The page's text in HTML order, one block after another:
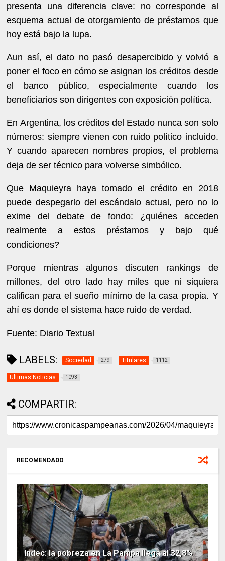
presenta una diferencia clave: no corresponde al
esquema actual de otorgamiento de préstamos que
hoy está bajo la lupa.
Aun así, el dato no pasó desapercibido y volvió a
poner el foco en cómo se asignan los créditos desde
el banco público, especialmente cuando los
beneficiarios son dirigentes con exposición política.
En Argentina, los créditos del Estado nunca son solo
números: siempre vienen con ruido político incluido.
Y cuando aparecen nombres propios, el problema
deja de ser técnico para volverse simbólico.
Que Maquieyra haya tomado el crédito en 2018
puede despegarlo del escándalo actual, pero no lo
exime del debate de fondo: ¿quiénes acceden
realmente a estos préstamos y bajo qué
condiciones?
Porque mientras algunos discuten rankings de
millones, del otro lado hay miles que ni siquiera
califican para el sueño mínimo de la casa propia. Y
ahí es donde el sistema hace ruido de verdad.
Fuente: Diario Textual
LABELS: Sociedad 279 Titulares 1112
Ultimas Noticias 1093
COMPARTIR:
RECOMENDADO
Indec: la pobreza en La Pampa llega al 32,8%